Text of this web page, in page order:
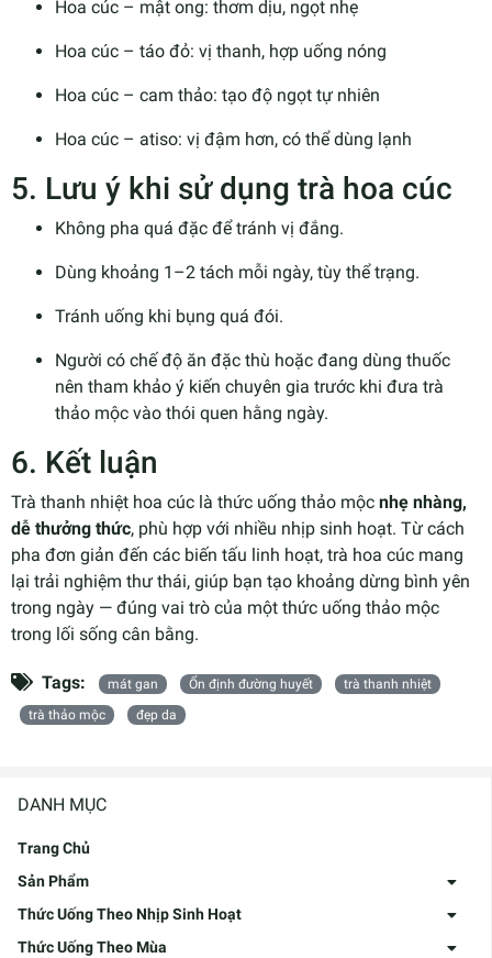
DANH MỤC
Trang Chủ
Sản Phẩm
Thức Uống Theo Nhịp Sinh Hoạt
Thức Uống Theo Mùa
Hoa cúc – mật ong: thơm dịu, ngọt nhẹ
Hoa cúc – táo đỏ: vị thanh, hợp uống nóng
Hoa cúc – cam thảo: tạo độ ngọt tự nhiên
Hoa cúc – atiso: vị đậm hơn, có thể dùng lạnh
5. Lưu ý khi sử dụng trà hoa cúc
Không pha quá đặc để tránh vị đắng.
Dùng khoảng 1–2 tách mỗi ngày, tùy thể trạng.
Tránh uống khi bụng quá đói.
Người có chế độ ăn đặc thù hoặc đang dùng thuốc
nên tham khảo ý kiến chuyên gia trước khi đưa trà
thảo mộc vào thói quen hằng ngày.
6. Kết luận
Trà thanh nhiệt hoa cúc là thức uống thảo mộc nhẹ nhàng,
dễ thưởng thức, phù hợp với nhiều nhịp sinh hoạt. Từ cách
pha đơn giản đến các biến tấu linh hoạt, trà hoa cúc mang
lại trải nghiệm thư thái, giúp bạn tạo khoảng dừng bình yên
trong ngày — đúng vai trò của một thức uống thảo mộc
trong lối sống cân bằng.
Tags: mát gan Ổn định đường huyết
trà thanh nhiệt
trà thảo mộc
đẹp da